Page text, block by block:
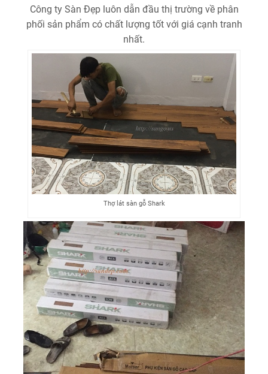
Công ty Sàn Đẹp luôn dẫn đầu thị trường về phân
phối sản phẩm có chất lượng tốt với giá cạnh tranh
nhất.
Thợ lát sàn gỗ Shark